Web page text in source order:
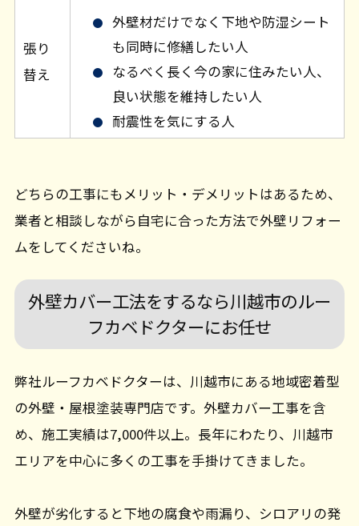
張り
替え
外壁材だけでなく下地や防湿シート
も同時に修繕したい人
なるべく長く今の家に住みたい人、
良い状態を維持したい人
耐震性を気にする人
どちらの工事にもメリット・デメリットはあるため、
業者と相談しながら自宅に合った方法で外壁リフォー
ムをしてくださいね。
外壁カバー工法をするなら川越市のルー
フカベドクターにお任せ
弊社ルーフカベドクターは、川越市にある地域密着型
の外壁・屋根塗装専門店です。外壁カバー工事を含
め、施工実績は7,000件以上。長年にわたり、川越市
エリアを中心に多くの工事を手掛けてきました。
外壁が劣化すると下地の腐食や雨漏り、シロアリの発